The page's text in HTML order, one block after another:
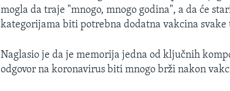
mogla da traje "mnogo, mnogo godina", a da će
kategorijama biti potrebna dodatna vakcina svake
Naglasio je da je memorija jedna od ključnih
odgovor na koronavirus biti mnogo brži nakon